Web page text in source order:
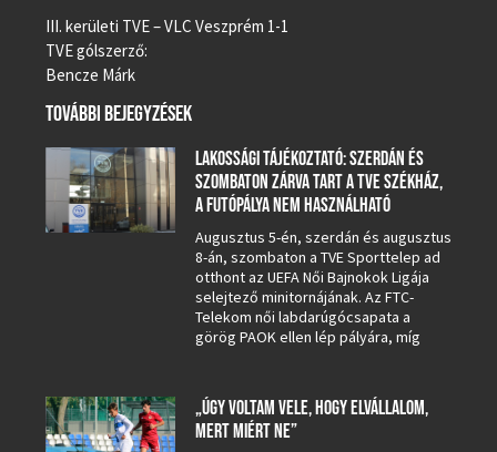
III. kerületi TVE – VLC Veszprém 1-1
TVE gólszerző:
Bencze Márk
TOVÁBBI BEJEGYZÉSEK
LAKOSSÁGI TÁJÉKOZTATÓ: SZERDÁN ÉS
SZOMBATON ZÁRVA TART A TVE SZÉKHÁZ,
A FUTÓPÁLYA NEM HASZNÁLHATÓ
Augusztus 5-én, szerdán és augusztus
8-án, szombaton a TVE Sporttelep ad
otthont az UEFA Női Bajnokok Ligája
selejtező minitornájának. Az FTC-
Telekom női labdarúgócsapata a
görög PAOK ellen lép pályára, míg
„ÚGY VOLTAM VELE, HOGY ELVÁLLALOM,
MERT MIÉRT NE”